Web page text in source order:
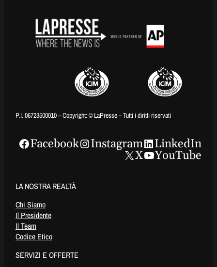
P.I. 06723500010 – Copyright: © LaPresse – Tutti i diritti riservati
Facebook Instagram
LinkedIn
X
YouTube
LA NOSTRA REALTÀ
Chi Siamo
Il Presidente
Il Team
Codice Etico
SERVIZI E OFFERTE